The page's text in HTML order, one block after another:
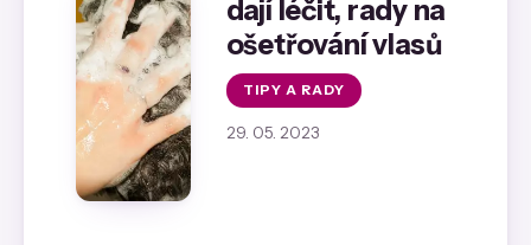
dají léčit, rady na
ošetřování vlasů
TIPY A RADY
29. 05. 2023